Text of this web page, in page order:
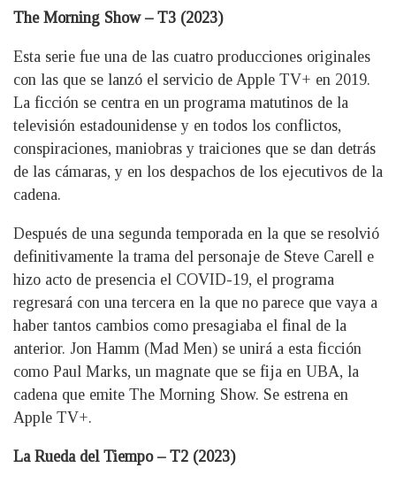
The Morning Show – T3 (2023)
Esta serie fue una de las cuatro producciones originales
con las que se lanzó el servicio de Apple TV+ en 2019.
La ficción se centra en un programa matutinos de la
televisión estadounidense y en todos los conflictos,
conspiraciones, maniobras y traiciones que se dan detrás
de las cámaras, y en los despachos de los ejecutivos de la
cadena.
Después de una segunda temporada en la que se resolvió
definitivamente la trama del personaje de Steve Carell e
hizo acto de presencia el COVID-19, el programa
regresará con una tercera en la que no parece que vaya a
haber tantos cambios como presagiaba el final de la
anterior. Jon Hamm (Mad Men) se unirá a esta ficción
como Paul Marks, un magnate que se fija en UBA, la
cadena que emite The Morning Show. Se estrena en
Apple TV+.
La Rueda del Tiempo – T2 (2023)